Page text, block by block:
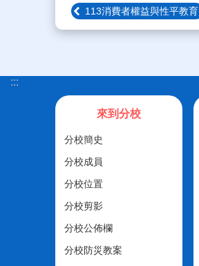
113消費者權益與性平教育
:::
來到分校
分校簡史
分校成員
分校位置
分校剪影
分校公佈欄
分校防災教案